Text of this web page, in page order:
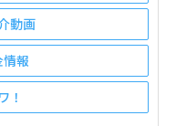
動画
報
！